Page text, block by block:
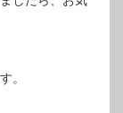
。